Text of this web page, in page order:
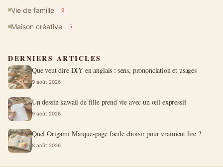
Vie de famille 9
Maison créative 5
DERNIERS ARTICLES
Que veut dire DIY en anglais : sens, prononciation et usages
9 août 2026
Un dessin kawaii de fille prend vie avec un œil expressif
9 août 2026
Quel Origami Marque-page facile choisir pour vraiment lire ?
8 août 2026